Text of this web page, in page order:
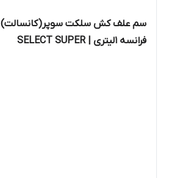
سم علف کش سلکت سوپر(کانسالت)
فرانسه 1لیتری | SELECT SUPER